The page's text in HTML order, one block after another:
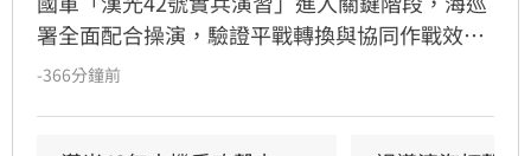
署全面配合操演，驗證平戰轉換與協同作戰效
能。海委會主委管碧玲親赴台北港與左營軍港視
-366分鐘前